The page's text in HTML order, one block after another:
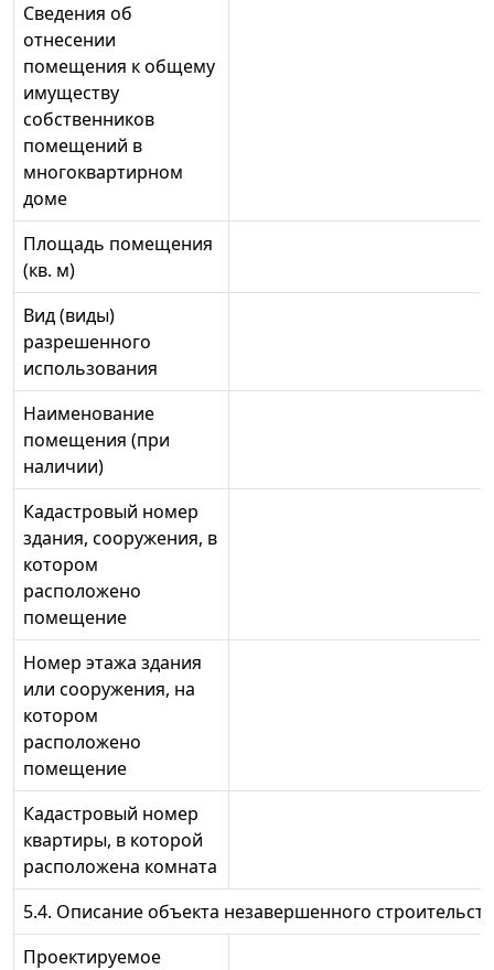
Сведения об
отнесении
помещения к общему
имуществу
собственников
помещений в
многоквартирном
доме
Площадь помещения
(кв. м)
Вид (виды)
разрешенного
использования
Наименование
помещения (при
наличии)
Кадастровый номер
здания, сооружения, в
котором
расположено
помещение
Номер этажа здания
или сооружения, на
котором
расположено
помещение
Кадастровый номер
квартиры, в которой
расположена комната
5.4. Описание объекта незавершенного
Проектируемое